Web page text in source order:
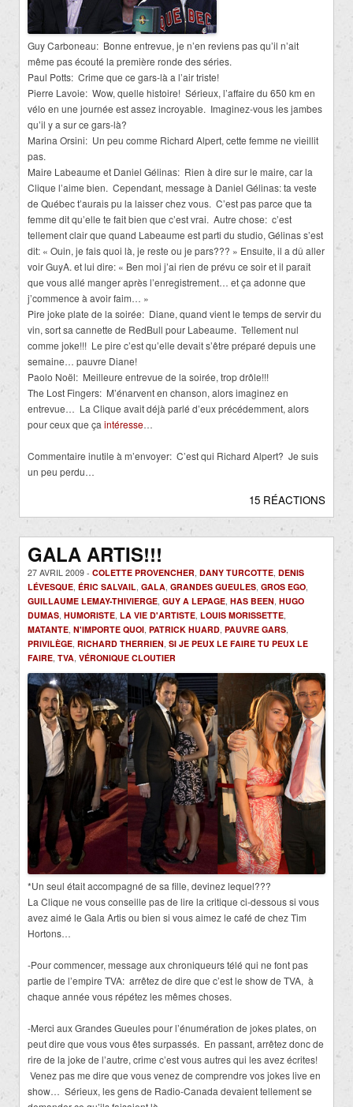
Guy Carboneau: Bonne entrevue, je n’en reviens pas qu’il n’ait
même pas écouté la première ronde des séries.
Paul Potts: Crime que ce gars-là a l’air triste!
Pierre Lavoie: Wow, quelle histoire! Sérieux, l’affaire du 650 km en
vélo en une journée est assez incroyable. Imaginez-vous les jambes
qu’il y a sur ce gars-là?
Marina Orsini: Un peu comme Richard Alpert, cette femme ne vieillit
pas.
Maire Labeaume et Daniel Gélinas: Rien à dire sur le maire, car la
Clique l’aime bien. Cependant, message à Daniel Gélinas: ta veste
de Québec t’aurais pu la laisser chez vous. C’est pas parce que ta
femme dit qu’elle te fait bien que c’est vrai. Autre chose: c’est
tellement clair que quand Labeaume est parti du studio, Gélinas s’est
dit: « Ouin, je fais quoi là, je reste ou je pars??? » Ensuite, il a dû aller
voir GuyA. et lui dire: « Ben moi j’ai rien de prévu ce soir et il paraît
que vous allé manger après l’enregistrement… et ça adonne que
j’commence à avoir faim… »
Pire joke plate de la soirée: Diane, quand vient le temps de servir du
vin, sort sa cannette de RedBull pour Labeaume. Tellement nul
comme joke!!! Le pire c’est qu’elle devait s’être préparé depuis une
semaine… pauvre Diane!
Paolo Noël: Meilleure entrevue de la soirée, trop drôle!!!
The Lost Fingers: M’énarvent en chanson, alors imaginez en
entrevue… La Clique avait déjà parlé d’eux précédemment, alors
pour ceux que ça intéresse…
Commentaire inutile à m’envoyer: C’est qui Richard Alpert? Je suis
un peu perdu…
15 RÉACTIONS
GALA ARTIS!!!
27 AVRIL 2009 - COLETTE PROVENCHER, DANY TURCOTTE, DENIS
LÉVESQUE, ÉRIC SALVAIL, GALA, GRANDES GUEULES, GROS EGO,
GUILLAUME LEMAY-THIVIERGE, GUY A LEPAGE, HAS BEEN, HUGO
DUMAS, HUMORISTE, LA VIE D'ARTISTE, LOUIS MORISSETTE,
MATANTE, N'IMPORTE QUOI, PATRICK HUARD, PAUVRE GARS,
PRIVILÈGE, RICHARD THERRIEN, SI JE PEUX LE FAIRE TU PEUX LE
FAIRE, TVA, VÉRONIQUE CLOUTIER
*Un seul était accompagné de sa fille, devinez lequel???
La Clique ne vous conseille pas de lire la critique ci-dessous si vous
avez aimé le Gala Artis ou bien si vous aimez le café de chezTim
Hortons…
-Pour commencer, message aux chroniqueurs télé qui ne font pas
partie de l’empire TVA: arrêtez de dire que c’est le show de TVA, à
chaque année vous répétez les mêmes choses.
-Merci aux Grandes Gueules pour l’énumération de jokes plates, on
peut dire que vous vous êtes surpassés. En passant, arrêtez donc de
rire de la joke de l’autre, crime c’est vous autres qui les avez écrites!
Venez pas me dire que vous venez de comprendre vos jokes live en
show… Sérieux, les gens de Radio-Canada devaient tellement se